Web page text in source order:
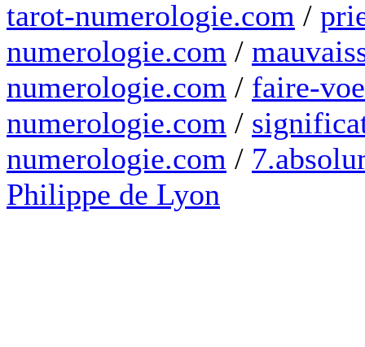
tarot-numerologie.com /
numerologie.com /
numerologie.com / faire-
numerologie.com /
numerologie.com /
Philippe de Lyon